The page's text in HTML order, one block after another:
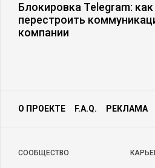
Блокировка Telegram: как
перестроить
компании
О ПРОЕКТЕ F.A.Q. РЕКЛАМА
CООБЩЕСТВО